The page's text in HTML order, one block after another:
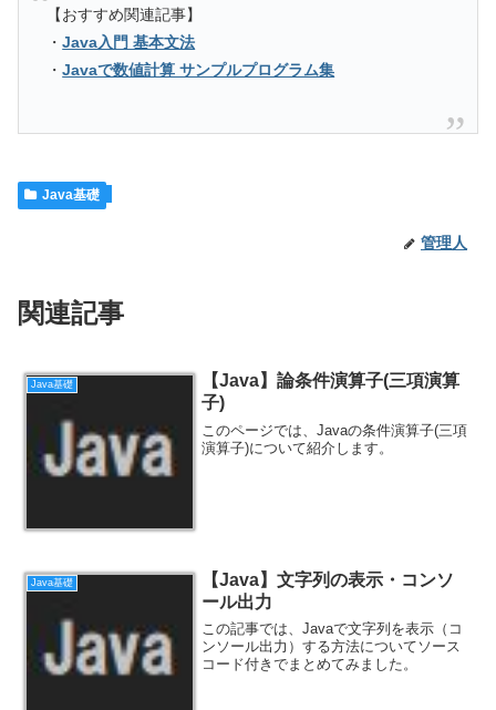
【おすすめ関連記事】
・Java入門 基本文法
・Javaで数値計算 サンプルプログラム集
Java基礎
管理人
関連記事
Java基礎
【Java】論条件演算子(三項演算
子)
このページでは、Javaの条件演算子(三項
演算子)について紹介します。
Java基礎
【Java】文字列の表示・コンソ
ール出力
この記事では、Javaで文字列を表示（コ
ンソール出力）する方法についてソース
コード付きでまとめてみました。